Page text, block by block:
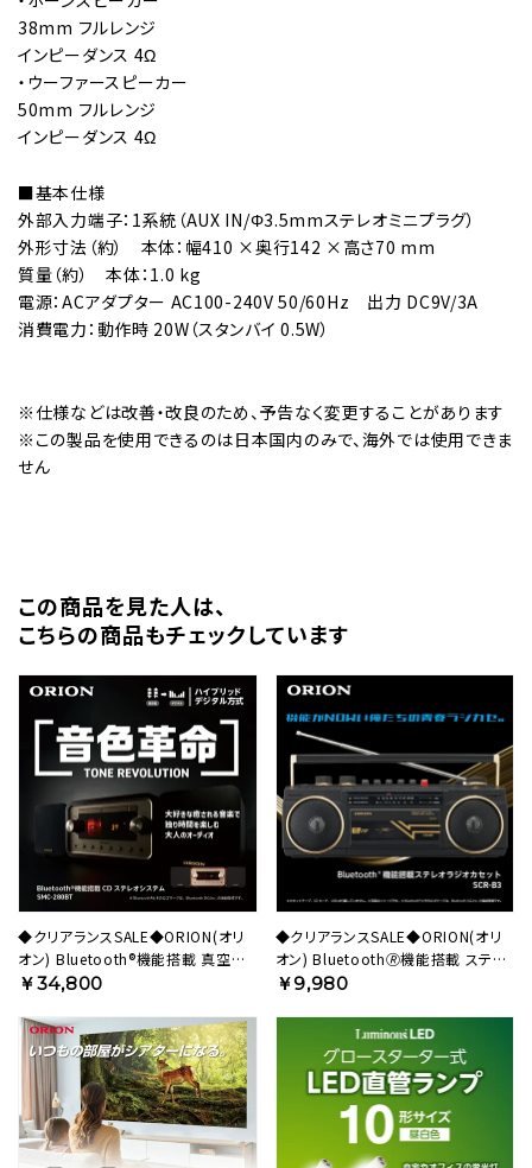
38mm フルレンジ
インピーダンス 4Ω
・ウーファースピーカー
50mm フルレンジ
インピーダンス 4Ω
■基本仕様
外部入力端子：1系統（AUX IN/Φ3.5mmステレオミニプラグ）
外形寸法（約） 本体：幅410 ×奥行142 ×高さ70 mm
質量（約） 本体：1.0 kg
電源：ACアダプター AC100-240V 50/60Hz 出力 DC9V/3A
消費電力：動作時 20W（スタンバイ 0.5W）
※仕様などは改善・改良のため、予告なく変更することがあります
※この製品を使用できるのは日本国内のみで、海外では使用できま
せん
この商品を⾒た⼈は、
こちらの商品もチェックしています
◆クリアランスSALE◆ORION(オリ
オン) Bluetooth®機能搭載 真空管
ハイブリッドアンプCDステレオ SMC-
￥34,800
◆クリアランスSALE◆ORION(オリ
オン) Bluetooth🄬機能搭載 ステレ
オラジカセ ブラック SCR-B3 BK
￥9,980